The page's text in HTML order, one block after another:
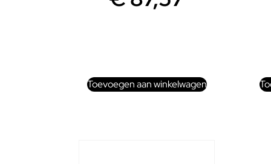
Toevoegen aan winkelwagen